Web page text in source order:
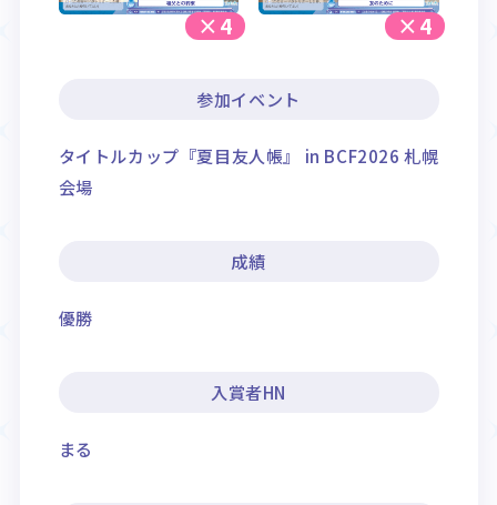
×4 ×4
参加イベント
タイトルカップ『夏目友人帳』 in BCF2026 札幌
会場
成績
優勝
入賞者HN
まる